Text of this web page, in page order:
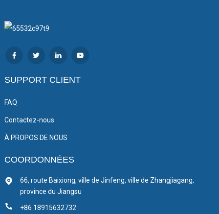
SUPPORT CLIENT
FAQ
Contactez-nous
À PROPOS DE NOUS
COORDONNÉES
66, route Baixiong, ville de Jinfeng, ville de Zhangjiagang,
province du Jiangsu
+86 18915632732